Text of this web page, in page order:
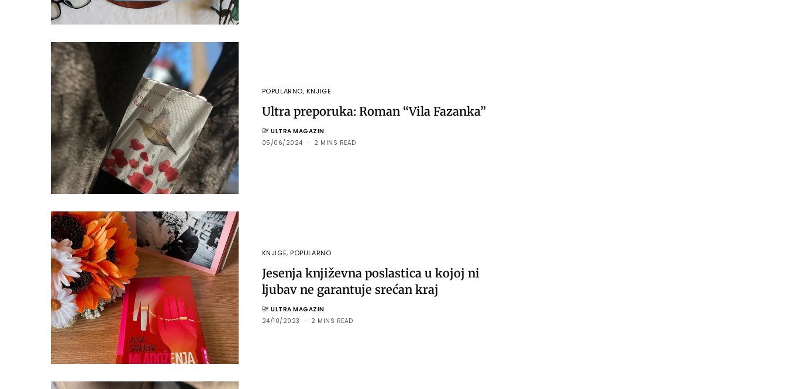
POPULARNO, KNJIGE
Ultra preporuka: Roman “Vila Fazanka”
BY ULTRA MAGAZIN
05/06/2024
2 MINS READ
KNJIGE,POPULARNO
Jesenja književna poslastica u kojoj ni
ljubav ne garantuje srećan kraj
BY ULTRA MAGAZIN
24/10/2023
2 MINS READ